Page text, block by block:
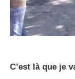
C’est là que je